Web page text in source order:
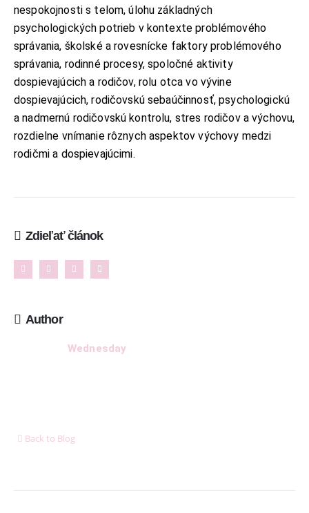
nespokojnosti s telom, úlohu základných
psychologických potrieb v kontexte problémového
správania, školské a rovesnícke faktory problémového
správania, rodinné procesy, spoločné aktivity
dospievajúcich a rodičov, rolu otca vo vývine
dospievajúcich, rodičovskú sebaúčinnosť, psychologickú
a nadmernú rodičovskú kontrolu, stres rodičov a výchovu,
rozdielne vnímanie rôznych aspektov výchovy medzi
rodičmi a dospievajúcimi.
Zdieľať článok
Author
Wednesday
Back to Blog
KONTAKT
ADRESA:
Jantárová 30, Košice
TELEFÓN:
+421 901 762 147
EMAIL: